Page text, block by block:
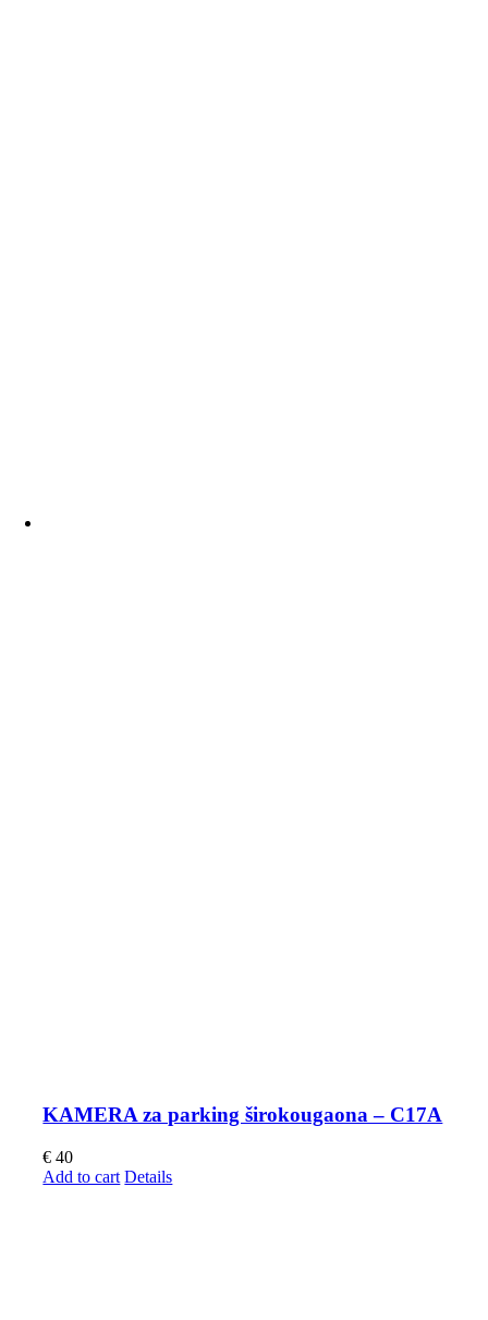
KAMERA za parking širokougaona – C17A
€ 40
Add to cart Details